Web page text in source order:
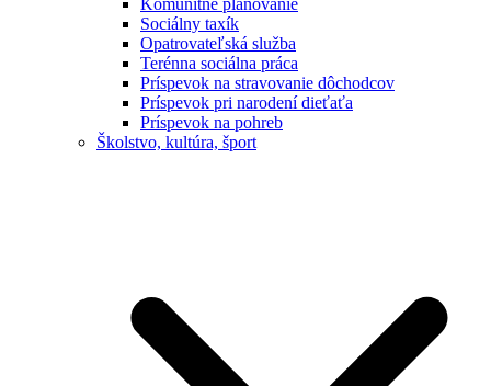
Komunitné plánovanie
Sociálny taxík
Opatrovateľská služba
Terénna sociálna práca
Príspevok na stravovanie dôchodcov
Príspevok pri narodení dieťaťa
Príspevok na pohreb
Školstvo, kultúra, šport